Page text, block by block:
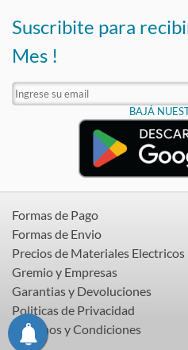
Suscribite para
Mes !
BAJÁ
Formas de Pago
Formas de Envio
Precios de Materiales Electricos
Gremio y Empresas
Garantias y Devoluciones
Politicas de Privacidad
Terminos y Condiciones